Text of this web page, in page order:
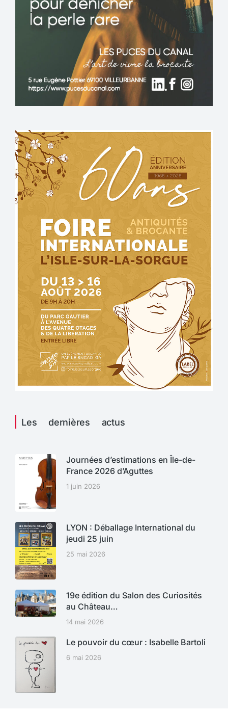
Les dernières actus
Journées d’estimations en Île-de-
France 2026 d’Aguttes
1 juin 2026
LYON : Déballage International du
jeudi 25 juin
25 mai 2026
19e édition du Salon des Curiosités
au Château…
14 mai 2026
Le pouvoir du cœur : Isabelle Bartoli
6 mai 2026